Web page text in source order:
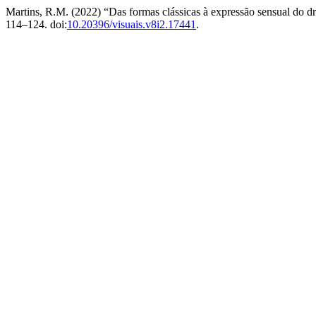
Martins, R.M. (2022) “Das formas clássicas à expressão sensual do
114–124. doi:10.20396/visuais.v8i2.17441 .